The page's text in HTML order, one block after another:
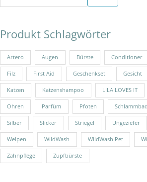
Produkt Schlagwörter
Artero Augen Bürste Conditioner
Filz First Aid Geschenkset Gesicht
Katzen Katzenshampoo LILA LOVES IT
Ohren Parfüm Pfoten Schlammbad
Silber Slicker Striegel Ungeziefer
Welpen WildWash WildWash Pet
Zahnpflege Zupfbürste